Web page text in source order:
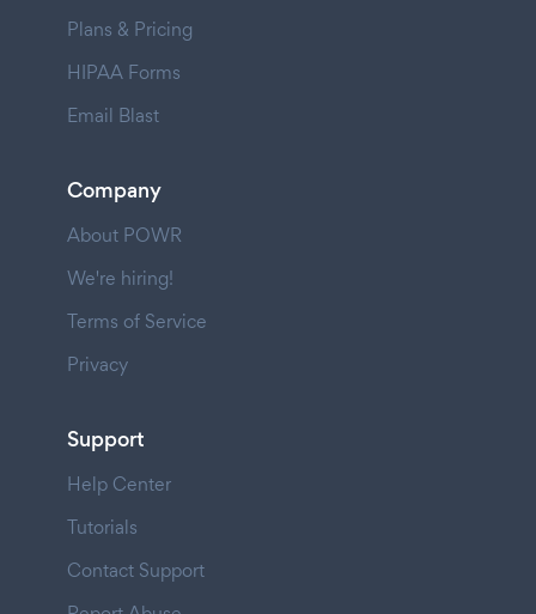
Plans & Pricing
HIPAA Forms
Email Blast
Company
About POWR
We're hiring!
Terms of Service
Privacy
Support
Help Center
Tutorials
Contact Support